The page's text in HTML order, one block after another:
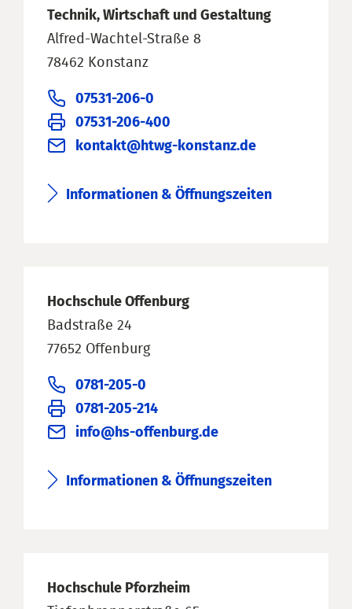
Technik, Wirtschaft und Gestaltung
Alfred-Wachtel-Straße 8
78462 Konstanz
07531-206-0
07531-206-400
kontakt@htwg-konstanz.de
Informationen & Öffnungszeiten
Hochschule Offenburg
Badstraße 24
77652 Offenburg
0781-205-0
0781-205-214
info@hs-offenburg.de
Informationen & Öffnungszeiten
Hochschule Pforzheim